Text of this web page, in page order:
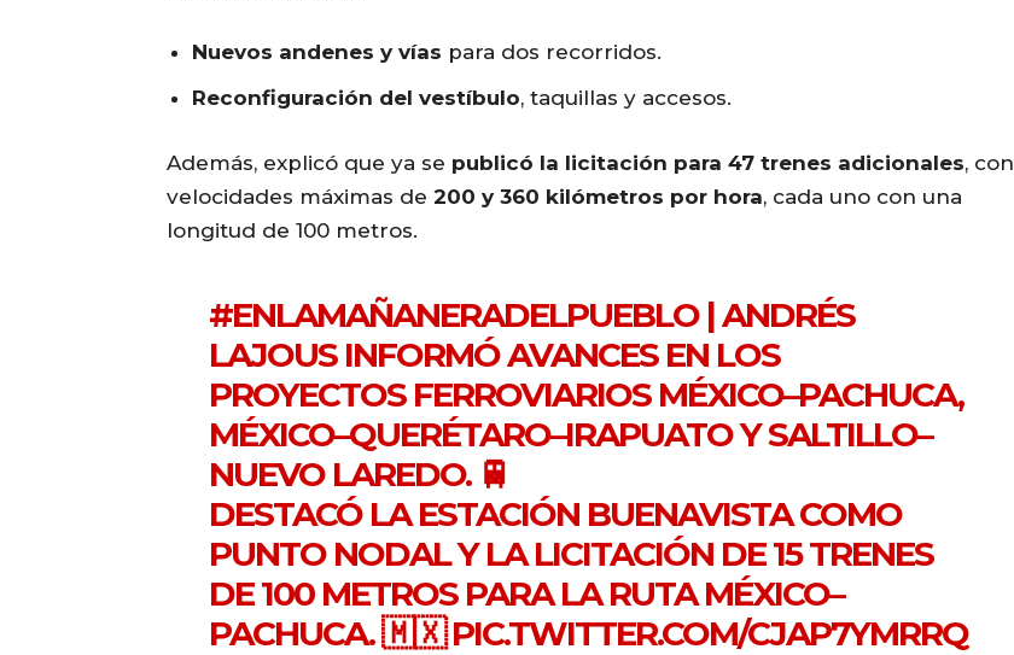
Nuevos andenes y vías para dos recorridos.
Reconfiguración del vestíbulo, taquillas y accesos.
Además, explicó que ya se publicó la licitación para 47 trenes adicionales, con
velocidades máximas de 200 y 360 kilómetros por hora, cada uno con una
longitud de 100 metros.
#ENLAMAÑANERADELPUEBLO| ANDRÉS
LAJOUS INFORMÓ AVANCES EN LOS
PROYECTOS FERROVIARIOS MÉXICO–PACHUCA,
MÉXICO–QUERÉTARO–IRAPUATO Y SALTILLO–
NUEVO LAREDO. 🚆
DESTACÓ LA ESTACIÓN BUENAVISTA COMO
PUNTO NODAL Y LA LICITACIÓN DE 15 TRENES
DE 100 METROS PARA LA RUTA MÉXICO–
PACHUCA. 🇲🇽PIC.TWITTER.COM/CJAP7YMRRQ